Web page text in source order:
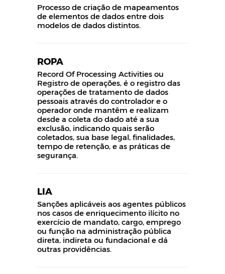
Processo de criação de mapeamentos
de elementos de dados entre dois
modelos de dados distintos.
ROPA
Record Of Processing Activities ou
Registro de operações, é o registro das
operações de tratamento de dados
pessoais através do controlador e o
operador onde mantêm e realizam
desde a coleta do dado até a sua
exclusão, indicando quais serão
coletados, sua base legal, finalidades,
tempo de retenção, e as práticas de
segurança.
LIA
Sanções aplicáveis aos agentes públicos
nos casos de enriquecimento ilícito no
exercício de mandato, cargo, emprego
ou função na administração pública
direta, indireta ou fundacional e dá
outras providências.